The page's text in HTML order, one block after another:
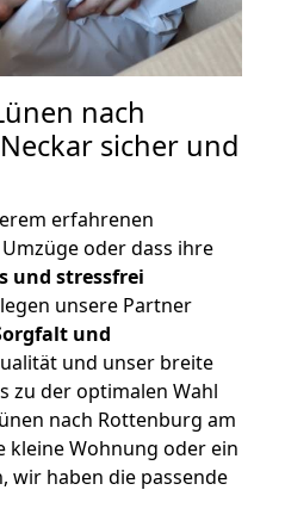
nach
sicher und
erfahrenen
oder dass ihre
und stressfrei
unsere Partner
und
und unser breite
zu der optimalen Wahl
nach Rottenburg am
kleine Wohnung oder ein
wir haben die passende